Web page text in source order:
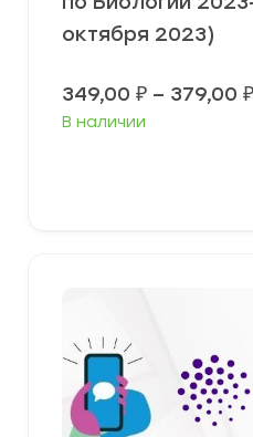
октября 2023)
349,00 ₽ – 379,00 ₽
В наличии